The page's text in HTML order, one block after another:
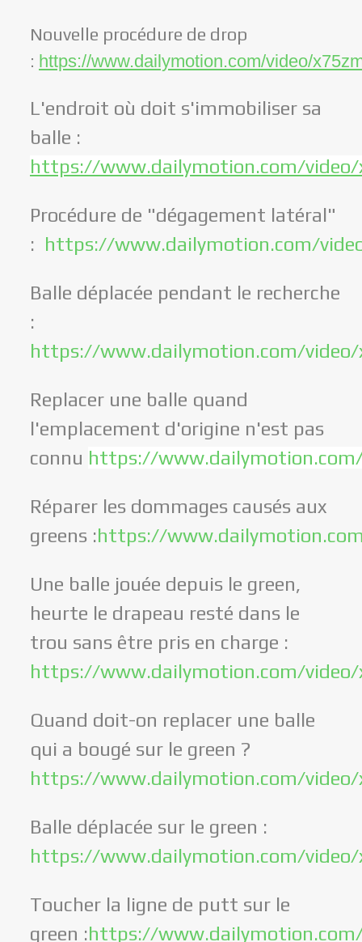
Nouvelle procédure de drop
: https://www.dailymotion.com/video/
L'endroit où doit s'immobiliser sa
balle :
https://www.dailymotion.com/video/
Procédure de "dégagement latéral"
: https://www.dailymotion.com/
Balle déplacée pendant le recherche
:
https://www.dailymotion.com/video/
Replacer une balle quand
l'emplacement d'origine n'est pas
connu https://
Réparer les dommages causés aux
greens :https://
Une balle jouée depuis le green,
heurte le drapeau resté dans le
trou sans être pris en charge :
https://www.dailymotion.com/video/
Quand doit-on replacer une balle
qui a bougé sur le green ?
https://www.dailymotion.com/video/
Balle déplacée sur le green :
https://www.dailymotion.com/video/
Toucher la ligne de putt sur le
green :https://